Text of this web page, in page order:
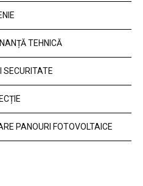
TEHNICĂ
SECURITATE
PANOURI FOTOVOLTAICE